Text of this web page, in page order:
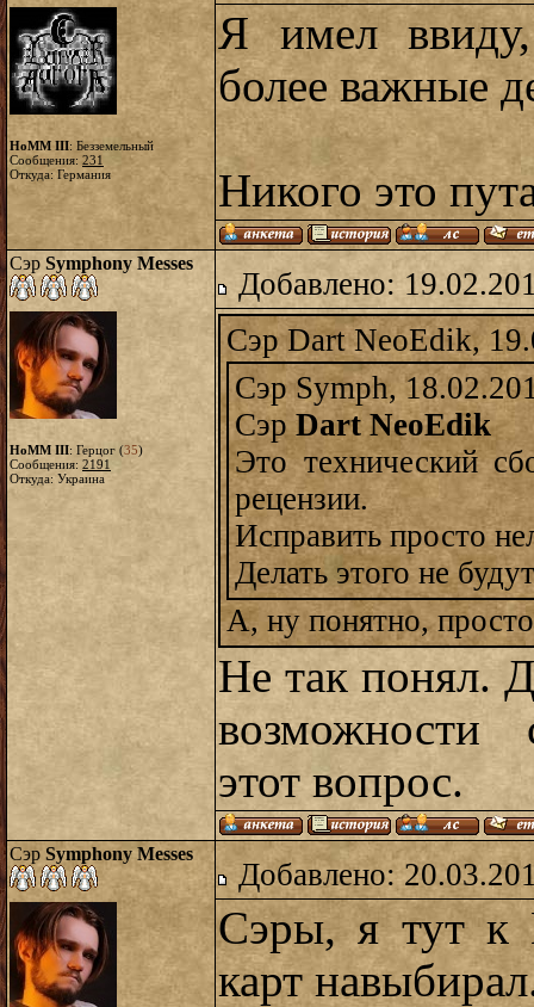
HoMM III: Безземельный
Сообщения: 231
Откуда: Германия
Я имел
более важные
Никого это
Сэр Symphony Messes
HoMM III: Герцог (35)
Сообщения: 2191
Откуда: Украина
Добавлено:
Сэр Dart NeoEdik,
Сэр Symph,
СэрDart NeoEdik
Это технический
рецензии.
Исправить просто
Делать этого не
А, ну понятно,
Не так понял.
возможности
этот вопрос.
Сэр Symphony Messes
Добавлено:
Сэры, я тут к
карт